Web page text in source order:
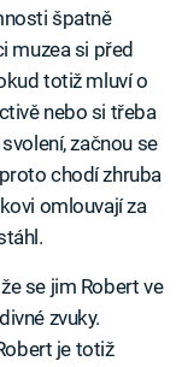
špatně
muzea si před
totiž mluví o
nebo si třeba
začnou se
chodí zhruba
omlouvají za
se jim Robert ve
zvuky.
je totiž